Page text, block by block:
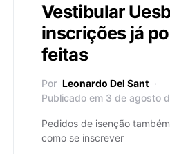
Vestibular
inscrições já
feitas
Por Leonardo Del Sant
Publicado em 3 de agosto
Pedidos de isenção
como se inscrever